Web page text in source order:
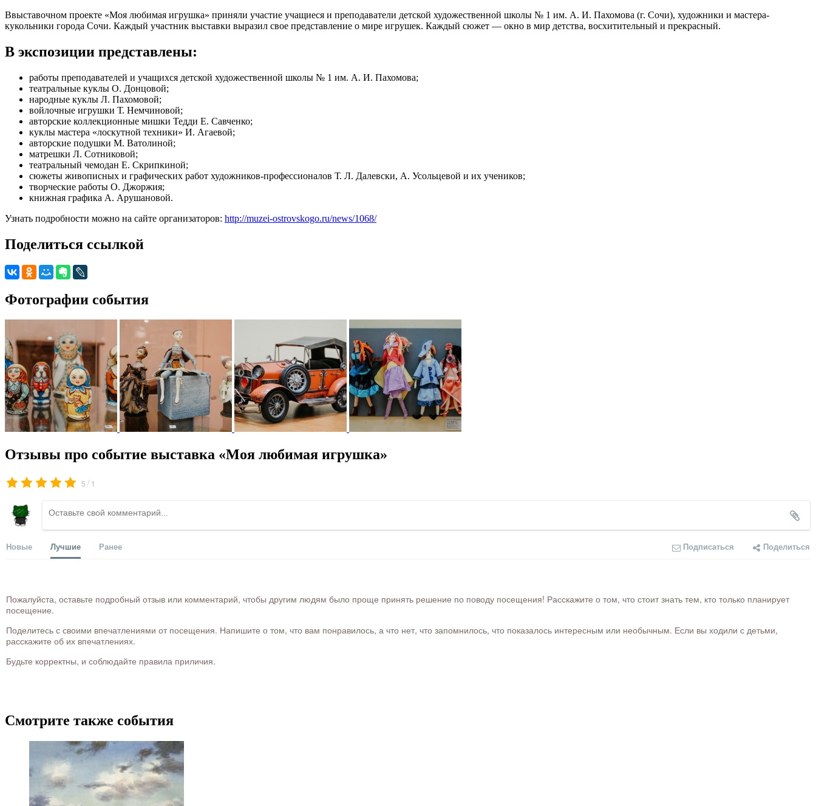
Ввыставочном проекте «Моя любимая игрушка» приняли участие учащиеся и преподаватели детской художественной школы № 1 им. А. И. Пахомова (г. Сочи), художники и мастера-
кукольники города Сочи. Каждый участник выставки выразил свое представление о мире игрушек. Каждый сюжет — окно в мир детства, восхитительный и прекрасный.
В экспозиции представлены:
работы преподавателей и учащихся детской художественной школы № 1 им. А. И. Пахомова;
театральные куклы О. Донцовой;
народные куклы Л. Пахомовой;
войлочные игрушки Т. Немчиновой;
авторские коллекционные мишки Тедди Е. Савченко;
куклы мастера «лоскутной техники» И. Агаевой;
авторские подушки М. Ватолиной;
матрешки Л. Сотниковой;
театральный чемодан Е. Скрипкиной;
сюжеты живописных и графических работ художников-профессионалов Т. Л. Далевски, А. Усольцевой и их учеников;
творческие работы О. Джоржия;
книжная графика А. Арушановой.
Узнать подробности можно на сайте организаторов: http://muzei-ostrovskogo.ru/news/1068/
Поделиться ссылкой
Фотографии события
Отзывы про событие выставка «Моя любимая игрушка»
5 / 1
Новые Лучшие Ранее Подписаться Поделиться
Пожалуйста, оставьте подробный отзыв или комментарий, чтобы другим людям было проще принять решение по поводу посещения! Расскажите о том, что стоит знать тем, кто только планирует
посещение.
Поделитесь с своими впечатлениями от посещения. Напишите о том, что вам понравилось, а что нет, что запомнилось, что показалось интересным или необычным. Если вы ходили с детьми,
расскажите об их впечатлениях.
Будьте корректны, и соблюдайте правила приличия.
Смотрите также события